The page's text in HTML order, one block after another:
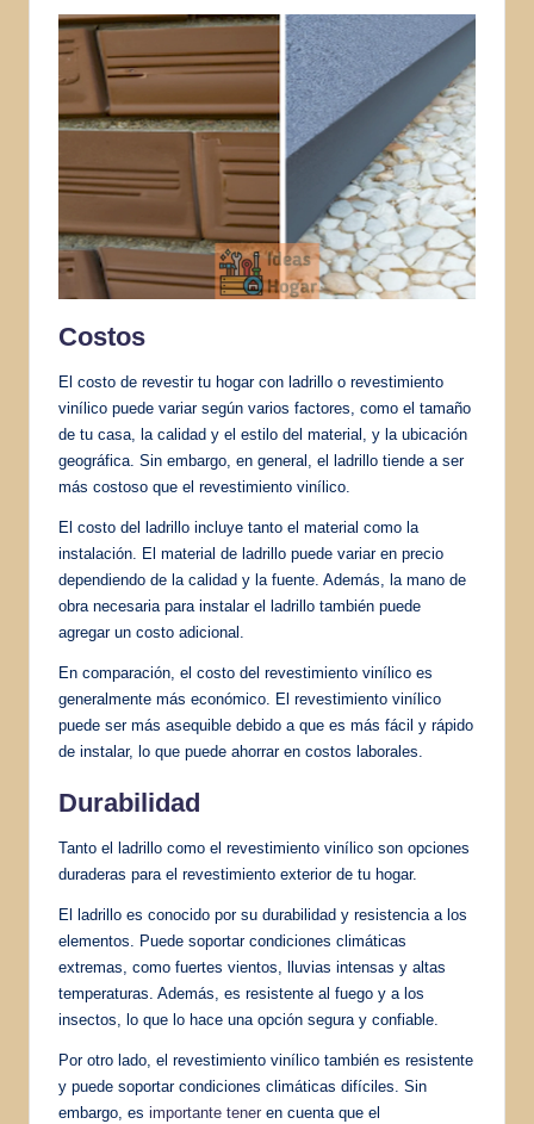
Costos
El costo de revestir tu hogar con ladrillo o revestimiento
vinílico puede variar según varios factores, como el tamaño
de tu casa, la calidad y el estilo del material, y la ubicación
geográfica. Sin embargo, en general, el ladrillo tiende a ser
más costoso que el revestimiento vinílico.
El costo del ladrillo incluye tanto el material como la
instalación. El material de ladrillo puede variar en precio
dependiendo de la calidad y la fuente. Además, la mano de
obra necesaria para instalar el ladrillo también puede
agregar un costo adicional.
En comparación, el costo del revestimiento vinílico es
generalmente más económico. El revestimiento vinílico
puede ser más asequible debido a que es más fácil y rápido
de instalar, lo que puede ahorrar en costos laborales.
Durabilidad
Tanto el ladrillo como el revestimiento vinílico son opciones
duraderas para el revestimiento exterior de tu hogar.
El ladrillo es conocido por su durabilidad y resistencia a los
elementos. Puede soportar condiciones climáticas
extremas, como fuertes vientos, lluvias intensas y altas
temperaturas. Además, es resistente al fuego y a los
insectos, lo que lo hace una opción segura y confiable.
Por otro lado, el revestimiento vinílico también es resistente
y puede soportar condiciones climáticas difíciles. Sin
embargo, es importante tener en cuenta que el